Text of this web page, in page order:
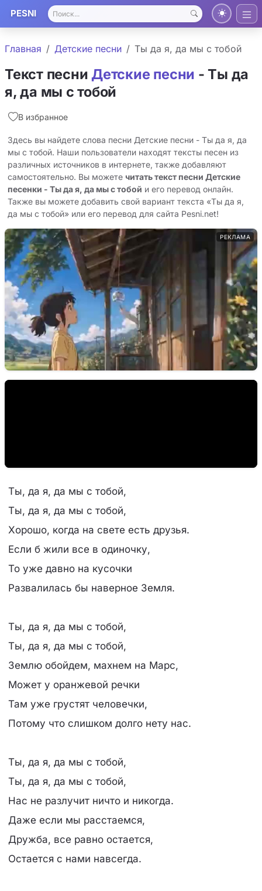
PESNI
Главная Детские песни Ты да я, да мы с тобой
Текст песниДетские песни - Ты да
я, да мы с тобой
В избранное
Здесь вы найдете слова песни Детские песни - Ты да я, да
мы с тобой. Наши пользователи находят тексты песен из
различных источников в интернете, также добавляют
самостоятельно. Вы можете читать текст песни Детские
песенки - Ты да я, да мы с тобой и его перевод онлайн.
Также вы можете добавить свой вариант текста «Ты да я,
да мы с тобой» или его перевод для сайта Pesni.net!
РЕКЛАМА
Ты, да я, да мы с тобой,
Ты, да я, да мы с тобой,
Хорошо, когда на свете есть друзья.
Если б жили все в одиночку,
То уже давно на кусочки
Развалилась бы наверное Земля.
Ты, да я, да мы с тобой,
Ты, да я, да мы с тобой,
Землю обойдем, махнем на Марс,
Может у оранжевой речки
Там уже грустят человечки,
Потому что слишком долго нету нас.
Ты, да я, да мы с тобой,
Ты, да я, да мы с тобой,
Нас не разлучит ничто и никогда.
Даже если мы расстаемся,
Дружба, все равно остается,
Остается с нами навсегда.